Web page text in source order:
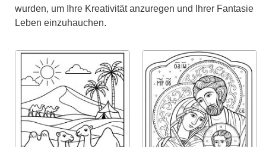
wurden, um Ihre Kreativität anzuregen und Ihrer Fantasie
Leben einzuhauchen.